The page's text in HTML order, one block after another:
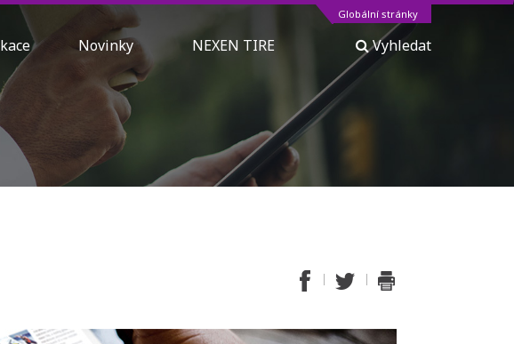
Globální stránky
Novinky NEXEN TIRE Vyhledat